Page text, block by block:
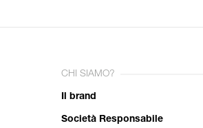
CHI SIAMO?
Il brand
Società Responsabile